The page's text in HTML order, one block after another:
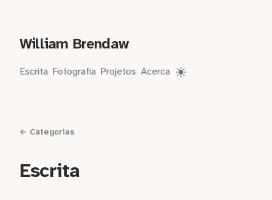
William Brendaw
Escrita Fotografia Projetos Acerca
← Categorias
Escrita